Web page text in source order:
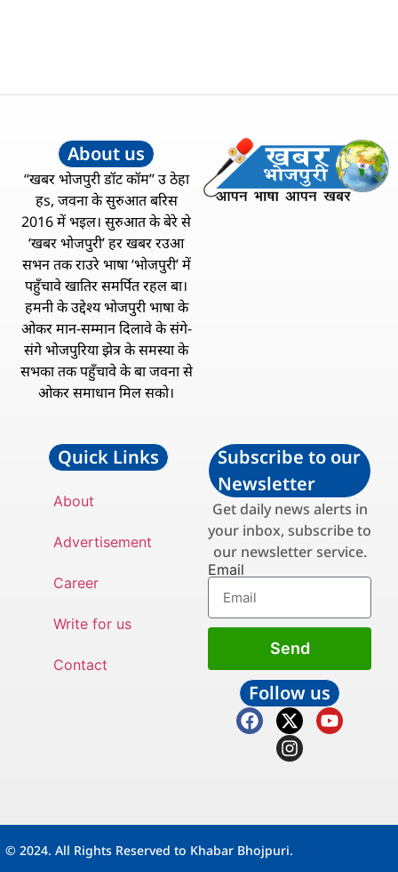
About us
“खबर भोजपुरी डॉट कॉम” उ ठेहा
हs, जवना के सुरुआत बरिस
2016 में भइल। सुरुआत के बेरे से
‘खबर भोजपुरी’ हर खबर रउआ
सभन तक राउरे भाषा ‘भोजपुरी’ में
पहुँचावे खातिर समर्पित रहल बा।
हमनी के उद्देश्य भोजपुरी भाषा के
ओकर मान-सम्मान दिलावे के संगे-
संगे भोजपुरिया झेत्र के समस्या के
सभका तक पहुँचावे के बा जवना से
ओकर समाधान मिल सको।
Quick Links
About
Advertisement
Career
Write for us
Contact
Subscribe to our
Newsletter
Get daily news alerts in
your inbox, subscribe to
our newsletter service.
Email
Send
Follow us
© 2024. All Rights Reserved to Khabar Bhojpuri.